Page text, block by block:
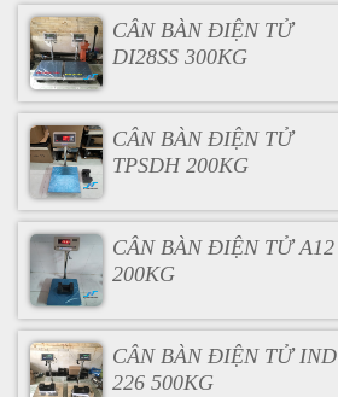
CÂN BÀN ĐIỆN TỬ
DI28SS 300KG
CÂN BÀN ĐIỆN TỬ
TPSDH 200KG
CÂN BÀN ĐIỆN TỬ A12
200KG
CÂN BÀN ĐIỆN TỬ IND
226 500KG